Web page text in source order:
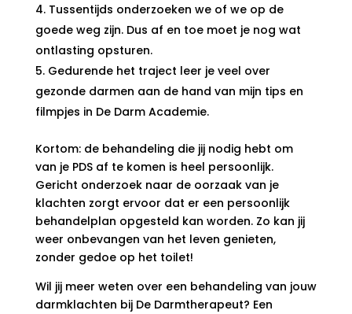
Tussentijds onderzoeken we of we op de
goede weg zijn. Dus af en toe moet je nog wat
ontlasting opsturen.
Gedurende het traject leer je veel over
gezonde darmen aan de hand van mijn tips en
filmpjes in De Darm Academie.
Kortom: de behandeling die jij nodig hebt om
van je PDS af te komen is heel persoonlijk.
Gericht onderzoek naar de oorzaak van je
klachten zorgt ervoor dat er een persoonlijk
behandelplan opgesteld kan worden. Zo kan jij
weer onbevangen van het leven genieten,
zonder gedoe op het toilet!
Wil jij meer weten over een behandeling van jouw
darmklachten bij De Darmtherapeut? Een